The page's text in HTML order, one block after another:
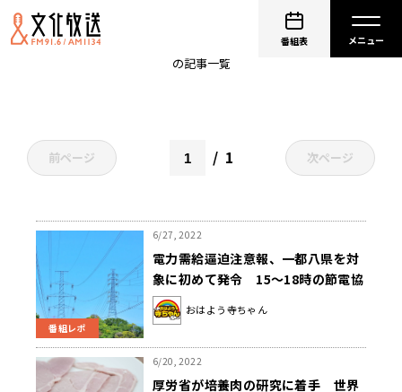
番組表
の記事一覧
前ページ 1 次ページ
番組レポ
6/27, 2022
電力需給逼迫注意報、一都八県を対
象に初めて発令 15～18時の節電協
力求める
おはよう寺ちゃん
6/20, 2022
厚労省が培養肉の研究に着手 世界